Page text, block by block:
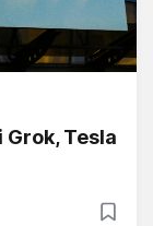
Grok, Tesla